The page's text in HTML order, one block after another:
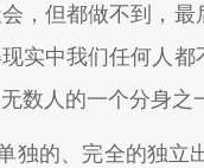
，但都做不到，
实中我们任何人
数人的一个分身之
独的、完全的独立